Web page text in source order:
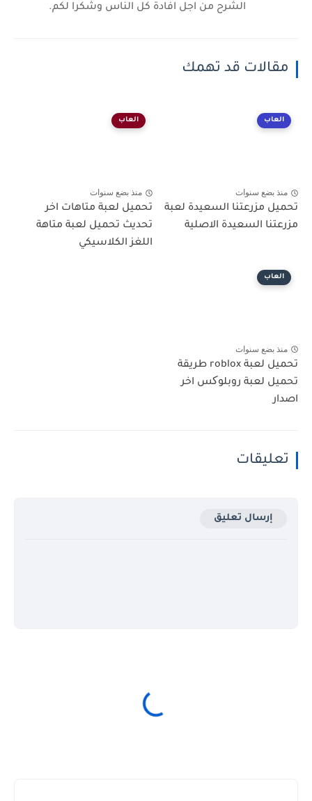
الشرح من اجل افادة كل الناس وشكرا لكم.
مقالات قد تهمك
العاب
منذ بضع سنوات
تحميل مزرعتنا السعيدة لعبة
مزرعتنا السعيدة الاصلية
العاب
منذ بضع سنوات
تحميل لعبة متاهات اخر
تحديث تحميل لعبة متاهة
اللغز الكلاسيكي
العاب
منذ بضع سنوات
تحميل لعبة roblox طريقة
تحميل لعبة روبلوکس اخر
اصدار
تعليقات
إرسال تعليق